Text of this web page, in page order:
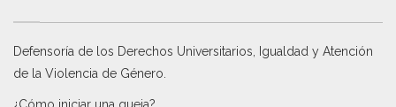
Defensoría de los Derechos Universitarios, Igualdad y Atención
de la Violencia de Género